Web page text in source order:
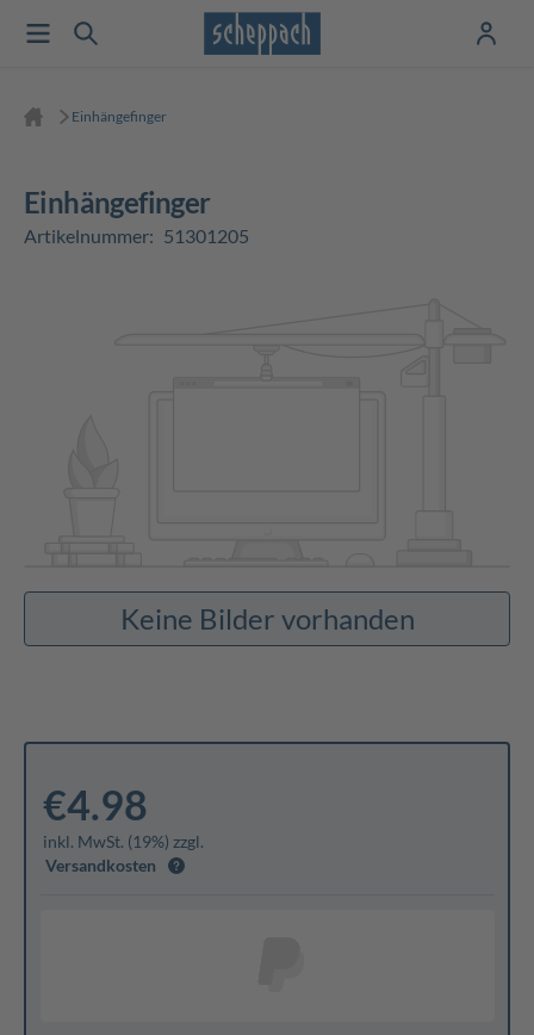
Einhängefinger
Einhängefinger
Artikelnummer: 51301205
Keine Bilder vorhanden
€4.98
inkl. MwSt. (19%) zzgl.
Versandkosten